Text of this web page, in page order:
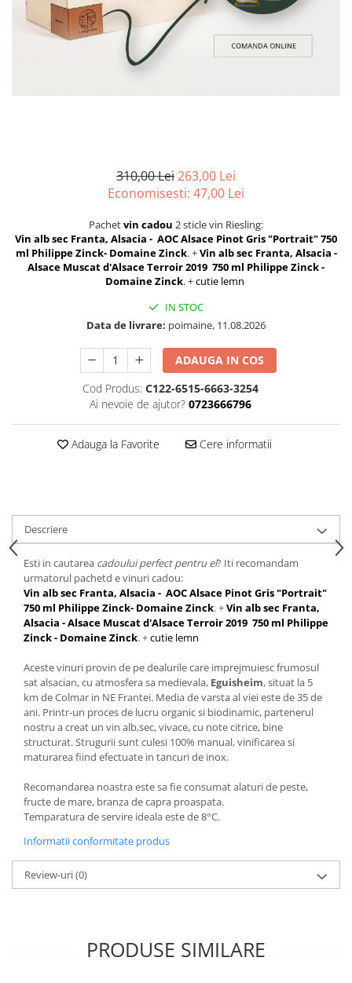
Pinot Noir
Pinot Gris
Xarel
Parellada
310,00 Lei263,00 Lei
Economisesti: 47,00 Lei
Pachetvin cadou 2 sticle vin Riesling:
Vin alb sec Franta, Alsacia - AOC Alsace Pinot Gris "Portrait" 750
ml Philippe Zinck- Domaine Zinck.+Vin alb sec Franta, Alsacia -
Alsace Muscat d'Alsace Terroir 2019 750 ml Philippe Zinck -
Domaine Zinck. +cutie lemn
IN STOC
Data de livrare: poimaine, 11.08.2026
ADAUGA IN COS
Cod Produs: C122-6515-6663-3254
Ai nevoie de ajutor? 0723666796
Adauga la Favorite Cere informatii
Descriere
Esti in cautarea cadoului perfect pentru el? Iti recomandam
urmatorul pachetd e vinuri cadou:
Vin alb sec Franta, Alsacia - AOC Alsace Pinot Gris "Portrait"
750 ml Philippe Zinck- Domaine Zinck.+Vin alb sec Franta,
Alsacia - Alsace Muscat d'Alsace Terroir 2019 750 ml Philippe
Zinck - Domaine Zinck. +cutie lemn
Aceste vinuri provin de pe dealurile care imprejmuiesc frumosul
sat alsacian, cu atmosfera sa medievala, Eguisheim, situat la 5
km de Colmar in NE Frantei. Media de varsta al viei este de 35 de
ani. Printr-un proces de lucru organic si biodinamic, partenerul
nostru a creat un vin alb,sec, vivace, cu note citrice, bine
structurat. Strugurii sunt culesi 100% manual, vinificarea si
maturarea fiind efectuate in tancuri de inox.
Recomandarea noastra este sa fie consumat alaturi de peste,
fructe de mare, branza de capra proaspata.
Temparatura de servire ideala este de 8°C.
Informatii conformitate produs
Review-uri(0)
PRODUSE SIMILARE